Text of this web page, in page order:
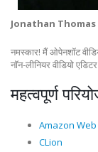
Jonathan Thomas
नमस्कार! मैं ओपेनशॉट
नॉन-लीनियर वीडियो
महत्वपूर्ण
Amazon
CLion